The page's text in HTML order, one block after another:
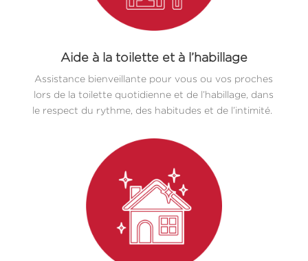
Aide à la toilette et à l’habillage
Assistance bienveillante pour vous ou vos proches
lors de la toilette quotidienne et de l’habillage, dans
le respect du rythme, des habitudes et de l’intimité.